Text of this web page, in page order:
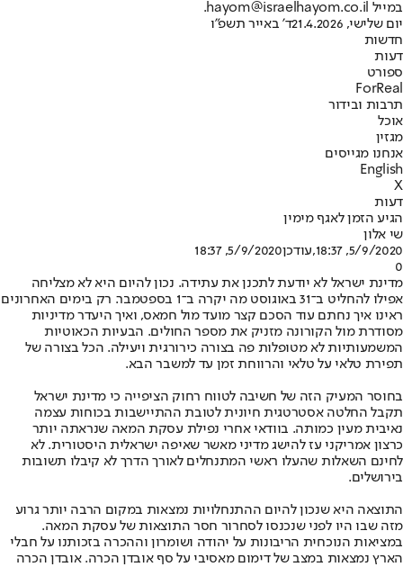
במייל hayom@israelhayom.co.il.
יום שלישי, 21.4.2026
ד' באייר תשפ"ו
חדשות
דעות
ספורט
ForReal
תרבות ובידור
אוכל
מגזין
אנחנו מגייסים
English
X
דעות
הגיע הזמן לאגף מימין
שי אלון
5/9/2020, 18:37
,עודכן5/9/2020, 18:37
0
מדינת ישראל לא יודעת לתכנן את עתידה. נכון להיום היא לא מצליחה
אפילו להחליט ב־31 באוגוסט מה יקרה ב־1 בספטמבר. רק בימים האחרונים
ראינו איך נחתם עוד הסכם קצר מועד מול חמאס, ואיך היעדר מדיניות
מסודרת מול הקורונה מזניק את מספר החולים. הבעיות הכאוטיות
המשמעותיות לא מטופלות פה בצורה כירורגית ויעילה. הכל בצורה של
תפירת טלאי על טלאי והרווחת זמן עד למשבר הבא.
בחוסר המעיק הזה של חשיבה לטווח רחוק הציפייה כי מדינת ישראל
תקבל החלטה אסטרטגית חיונית לטובת ההתיישבות בכוחות עצמה
נאיבית מעין כמותה. בוודאי אחרי נפילת עסקת המאה שנראתה יותר
כרצון אמריקני עז להישג מדיני מאשר שאיפה ישראלית היסטורית. לא
לחינם השאלות שהעלו ראשי המתנחלים לאורך הדרך לא קיבלו תשובות
בירושלים.
התוצאה היא שנכון להיום ההתנחלויות נמצאות במקום הרבה יותר גרוע
מזה שבו היו לפני שנכנסו לסחרור חסר התוצאות של עסקת המאה.
במציאות הנוכחית הריבונות על יהודה ושומרון וההכרה בזכותנו על חבלי
הארץ נמצאות במצב של דימום מאסיבי על סף אובדן הכרה. אובדן הכרה